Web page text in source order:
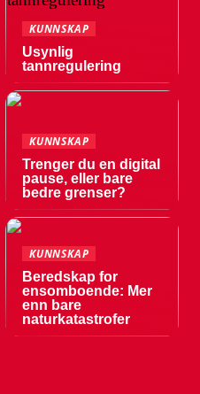
KUNNSKAP
Usynlig
tannregulering
KUNNSKAP
Trenger du en digital
pause, eller bare
bedre grenser?
KUNNSKAP
Beredskap for
ensomboende: Mer
enn bare
naturkatastrofer